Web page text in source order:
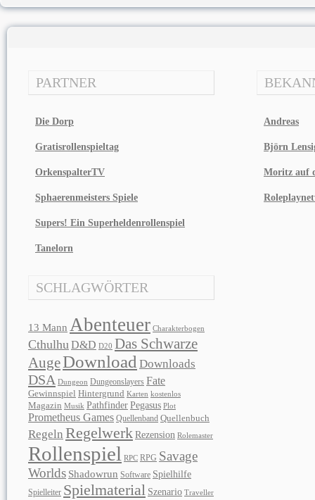
PARTNER
Die Dorp
Gratisrollenspieltag
OrkenspalterTV
Sphaerenmeisters Spiele
Supers! Ein Superheldenrollenspiel
Tanelorn
SCHLAGWÖRTER
13 Mann Abenteuer Charakterbogen
CthulhuD&D D20 Das Schwarze
AugeDownload Downloads
DSA Dungeon Dungeonslayers Fate
Gewinnspiel Hintergrund Karten kostenlos
Magazin Musik Pathfinder Pegasus Plot
Prometheus Games Quellenband Quellenbuch
Regeln Regelwerk Rezension Rolemaster
Rollenspiel RPC RPG Savage
Worlds Shadowrun Software Spielhilfe
Spielleiter Spielmaterial Szenario Traveller
Andreas
Björn
Moritz auf